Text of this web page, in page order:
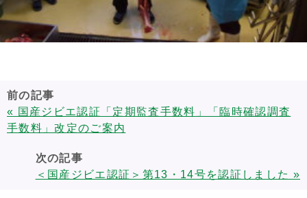
前の記事
« 国産ジビエ認証「定期監査手数料」「臨時確認調査
手数料」改定のご案内
次の記事
＜国産ジビエ認証＞第13・14号を認証しました »